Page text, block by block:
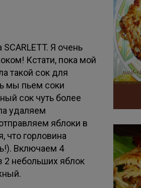
Я очень
Кстати, пока мой
такой сок для
мы пьем соки
сок чуть более
удаляем
яблоки в
что горловина
Включаем 4
2 небольших яблок